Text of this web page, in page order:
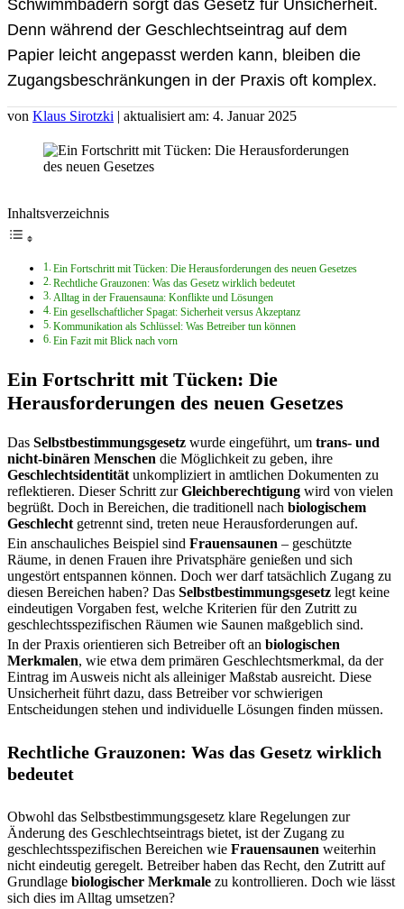
Schwimmbädern sorgt das Gesetz für Unsicherheit.
Denn während der Geschlechtseintrag auf dem
Papier leicht angepasst werden kann, bleiben die
Zugangsbeschränkungen in der Praxis oft komplex.
von Klaus Sirotzki | aktualisiert am: 4. Januar 2025
Inhaltsverzeichnis
Ein Fortschritt mit Tücken: Die Herausforderungen des neuen Gesetzes
Rechtliche Grauzonen: Was das Gesetz wirklich bedeutet
Alltag in der Frauensauna: Konflikte und Lösungen
Ein gesellschaftlicher Spagat: Sicherheit versus Akzeptanz
Kommunikation als Schlüssel: Was Betreiber tun können
Ein Fazit mit Blick nach vorn
Ein Fortschritt mit Tücken: Die
Herausforderungen des neuen Gesetzes
Das Selbstbestimmungsgesetz wurde eingeführt, um trans- und
nicht-binären Menschen die Möglichkeit zu geben, ihre
Geschlechtsidentität unkompliziert in amtlichen Dokumenten zu
reflektieren. Dieser Schritt zurGleichberechtigung wird von vielen
begrüßt. Doch in Bereichen, die traditionell nach biologischem
Geschlecht getrennt sind, treten neue Herausforderungen auf.
Ein anschauliches Beispiel sind Frauensaunen – geschützte
Räume, in denen Frauen ihre Privatsphäre genießen und sich
ungestört entspannen können. Doch wer darf tatsächlich Zugang zu
diesen Bereichen haben? Das Selbstbestimmungsgesetz legt keine
eindeutigen Vorgaben fest, welche Kriterien für den Zutritt zu
geschlechtsspezifischen Räumen wie Saunen maßgeblich sind.
In der Praxis orientieren sich Betreiber oft an biologischen
Merkmalen, wie etwa dem primären Geschlechtsmerkmal, da der
Eintrag im Ausweis nicht als alleiniger Maßstab ausreicht. Diese
Unsicherheit führt dazu, dass Betreiber vor schwierigen
Entscheidungen stehen und individuelle Lösungen finden müssen.
Rechtliche Grauzonen: Was das Gesetz wirklich
bedeutet
Obwohl das Selbstbestimmungsgesetz klare Regelungen zur
Änderung des Geschlechtseintrags bietet, ist der Zugang zu
geschlechtsspezifischen Bereichen wie Frauensaunen weiterhin
nicht eindeutig geregelt. Betreiber haben das Recht, den Zutritt auf
Grundlage biologischer Merkmale zu kontrollieren. Doch wie lässt
sich dies im Alltag umsetzen?